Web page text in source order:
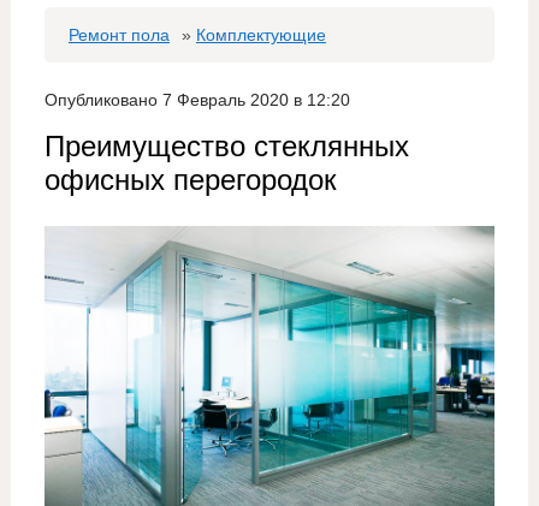
Ремонт пола » Комплектующие
Опубликовано 7 Февраль 2020 в 12:20
Преимущество стеклянных
офисных перегородок